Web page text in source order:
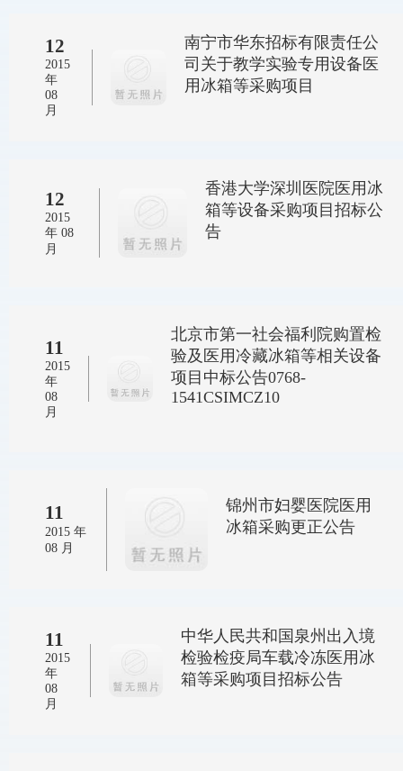
12
2015
年
08
月
南宁市华东招标有限责任公
司关于教学实验专用设备医
用冰箱等采购项目
12
2015
年 08
月
香港大学深圳医院医用冰
箱等设备采购项目招标公
告
11
2015
年
08
月
北京市第一社会福利院购置检
验及医用冷藏冰箱等相关设备
项目中标公告0768-
1541CSIMCZ10
11
2015 年
08 月
锦州市妇婴医院医用
冰箱采购更正公告
11
2015
年
08
月
中华人民共和国泉州出入境
检验检疫局车载冷冻医用冰
箱等采购项目招标公告